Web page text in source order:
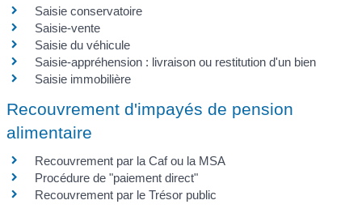
Saisie conservatoire
Saisie-vente
Saisie du véhicule
Saisie-appréhension : livraison ou restitution d'un bien
Saisie immobilière
Recouvrement d'impayés de pension
alimentaire
Recouvrement par la Caf ou la MSA
Procédure de "paiement direct"
Recouvrement par le Trésor public